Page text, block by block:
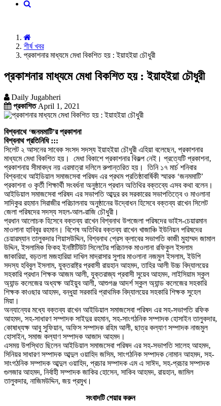
শীর্ষ খবর
প্রকাশনার মাধ্যমে মেধা বিকশিত হয় : ইয়াহইয়া চৌধুরী
প্রকাশনার মাধ্যমে মেধা বিকশিত হয় : ইয়াহইয়া চৌধুরী
Daily Jugabheri
প্রকাশিতApril 1, 2021
বিশ্বনাথে ‘জনমমাটি’র প্রকাশনা
বিশ্বনাথ প্রতিনিধি :::
সিলেট ২ আসনের সাবেক সংসদ সদস্য ইয়াহইয়া চৌধুরী এহিয়া বলেছেন, প্রকাশনার
মাধ্যমে মেধা বিকশিত হয়। মেধা বিকাশে প্রকাশনার বিকল্প নেই। প্রত্যেটি প্রকাশনা,
প্রকাশনায় সীমাবদ্ধ নয় এরমাত্রা দলিলে রুপান্তরিত হয়। তিনি ১৭ মার্চ শনিবার
বিশ্বনাথে আইডিয়াল সমাজসেবা পরিষদ এর প্রথম প্রতিষ্ঠাবার্ষিকী স্মারক ‘জনমমাটি’
প্রকাশনা ও কৃর্তী শিক্ষার্থী সংবর্ধনা অনুষ্ঠানে প্রধান অতিথির বক্তব্যে এসব কথা বলেন।
আইডিয়াল সমাজসেবা পরিষদ এর সভাপতি আব্দুর রব সরকারের সভাপতিত্বে ও মাওলানা
সাদিকুর রহমান সিরাজীর পরিচালনায় অনুষ্ঠানের উদ্বোধন হিসেবে বক্তব্য রাখেন সিলেট
জেলা পরিষদের সদস্য সহল-আল-রাজি চৌধুরী।
প্রধান আলোচক হিসেবে বক্তব্য রাখেন বিশ্বনাথ উপজেলা পরিষদের ভাইস-চেয়ারমান
মাওলানা হাবিবুর রহমান। বিশেষ অতিথির বক্তব্য রাখেন খাজাঞ্চি ইউনিয়ন পরিষদের
চেয়ারম্যান তালুকদার গিয়াসউদ্দিন, বিশ্বনাথ প্রেস ক্লাবের সভাপতি কাজী মুহাম্মদ জামাল
উদ্দিন, ইসলামিক ফিকহ ইনষ্টিটিউট সিলেটের পরিচালক মাওলানা রফিকুল ইসলাম
জাকারিয়া, বড়তলা মজহারিয়া দাখিল মাদ্রাসার সুপার মাওলানা নজমুল ইসলাম, ইউপি
সদস্য হবিবুল ইসলাম, যুক্তরাষ্ট্র প্রবাসী রায়হান আহমদ, তাহির আলী উচ্চ বিদ্যালয়ের
সহকারি প্রধান শিক্ষক আজম আলী, যুক্তরাজ্য প্রবাসী সুয়েব আহমদ, লাইসিয়াম স্কুল
অ্যান্ড কলেজের অধ্যক্ষ আইয়ুব আলী, আশুগঞ্জ আদর্শ স্কুল অ্যান্ড কলেজের সহকারি
শিক্ষক কাওছার আহমদ, বন্ধুয়া সরকারি প্রাথমিক বিদ্যালয়ের সহকারি শিক্ষক সুহেল
মিয়া।
অন্যান্যের মধ্যে বক্তব্য রাখেন আইডিয়াল সমাজসেবা পরিষদ এর সহ-সভাপতি রফিক
আহমদ, সহ-সাধারণ সম্পাদক সাইদুর রহমান, সহ-সাংগঠনিক সম্পাদক হোসাইন তালুকদার,
কোষাধ্যক্ষ আবু সুফিয়ান, অফিস সম্পাদক রহিম আলী, ছাত্র কল্যাণ সম্পাদক নাজমুল
হোসাইন, সমাজ কল্যাণ সম্পাদক আজাদ আহমদ।
এসময় উপস্থিত ছিলেন আইডিয়াল সমাজসেবা পরিষদ এর সহ-সভাপতি সালেহ আহমদ,
সিনিয়র সাধারণ সম্পাদক আব্দুল ওয়াহিদ জসিম, সাংগঠনিক সম্পাদক নোমান আহমদ, সহ-
সাংগঠনিক সম্পাদক আব্দুল ওয়াহিদ, প্রচার সম্পাদক এম এ সাঈদ, সহ-প্রচার সম্পাদক
গুলজার আহমদ, নির্বাহী সম্পাদক জাকির হোসেন, সাকিব আহমদ, রায়হান, জামিল
তালুকদার, নাজিমউদ্দিন, জয় প্রমুখ।
সংবাদটি শেয়ার করুন